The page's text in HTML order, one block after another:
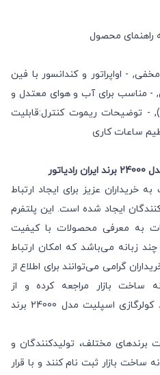
راهنمای محصول
- اواپراتور و کندانسور با فین
- مناسب برای آب و هوای معتدل و
- توضیحات ریموت کنترل:قابلیت
خریداران عزیز برای ایجاد ارتباط
ایجاد شده است. این پلتفرم
به معرفی محصولات با کیفیت
زبانه می‌‌باشد که امکان ارتباط
گرامی می‌توانند برای اطلاع از
ساخت بازار مراجعه کرده و از
فروشندگان معتبر اقدام به خرید کولرگازی اسپلیت مدل 24000 برند
برندهای مختلف، تولیدکنندگان و
ساخت بازار ثبت نامکنند و با قرار